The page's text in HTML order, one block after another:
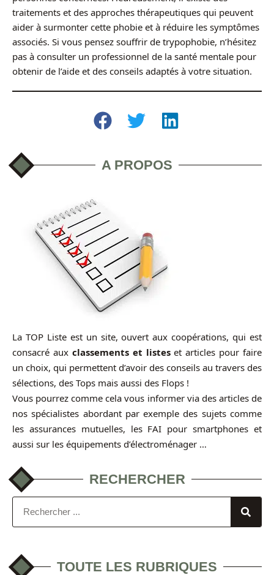
traitements et des approches thérapeutiques qui peuvent
aider à surmonter cette phobie et à réduire les symptômes
associés. Si vous pensez souffrir de trypophobie, n’hésitez
pas à consulter un professionnel de la santé mentale pour
obtenir de l’aide et des conseils adaptés à votre situation.
A PROPOS
La TOP Liste est un site, ouvert aux coopérations, qui est
consacré aux classements et listeset articles pour faire
un choix, qui permettent d’avoir des conseils au travers des
sélections, des Tops mais aussi des Flops !
Vous pourrez comme cela vous informer via des articles de
nos spécialistes abordant par exemple des sujets comme
les assurances mutuelles, les FAI pour smartphones et
aussi sur les équipements d’électroménager …
RECHERCHER
TOUTE LES RUBRIQUES